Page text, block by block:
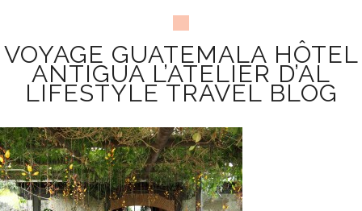
VOYAGE GUATEMALA HÔTEL
ANTIGUA L’ATELIER D’AL
LIFESTYLE TRAVEL BLOG